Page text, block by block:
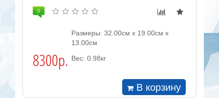
0
8300р.
Размеры: 32.00см x 19.00см x
13.00см
Вес: 0.98кг
В корзину